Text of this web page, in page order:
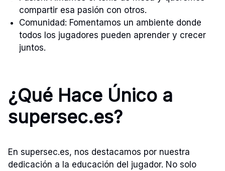
compartir esa pasión con otros.
Comunidad: Fomentamos un ambiente donde
todos los jugadores pueden aprender y crecer
juntos.
¿Qué Hace Único a
supersec.es?
En supersec.es, nos destacamos por nuestra
dedicación a la educación del jugador. No solo